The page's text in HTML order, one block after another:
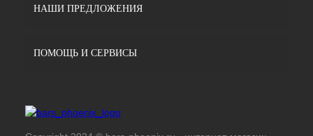
НАШИ ПРЕДЛОЖЕНИЯ
ПОМОЩЬ И СЕРВИСЫ